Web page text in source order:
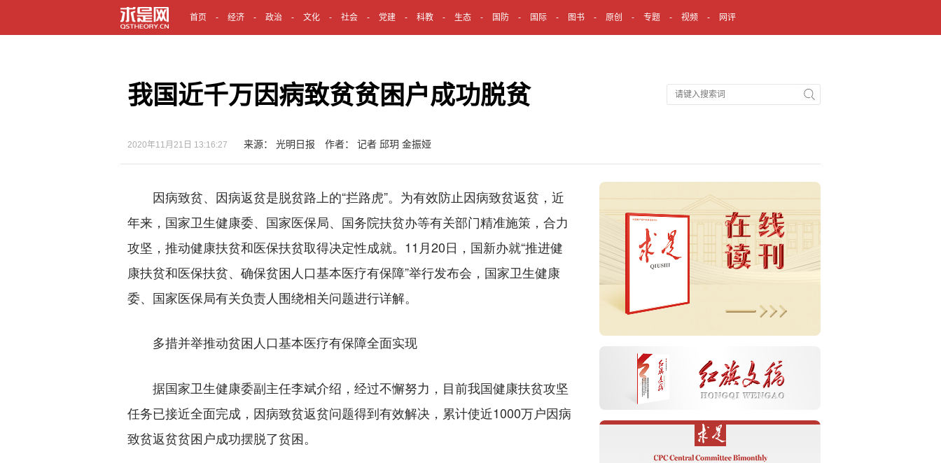
首页 经济 政治 文化 社会 党建 科教 生态 国防 国际 图书 原创 专题 视频 网评
我国近千万因病致贫贫困户成功脱贫
2020年11月21日 13:16:27 来源： 光明日报 作者： 记者 邱玥 金振娅
因病致贫、因病返贫是脱贫路上的“拦路虎”。为有效防止因病致贫返贫，近
年来，国家卫生健康委、国家医保局、国务院扶贫办等有关部门精准施策，合力
攻坚，推动健康扶贫和医保扶贫取得决定性成就。11月20日，国新办就“推进健
康扶贫和医保扶贫、确保贫困人口基本医疗有保障”举行发布会，国家卫生健康
委、国家医保局有关负责人围绕相关问题进行详解。
多措并举推动贫困人口基本医疗有保障全面实现
据国家卫生健康委副主任李斌介绍，经过不懈努力，目前我国健康扶贫攻坚
任务已接近全面完成，因病致贫返贫问题得到有效解决，累计使近1000万户因病
致贫返贫贫困户成功摆脱了贫困。